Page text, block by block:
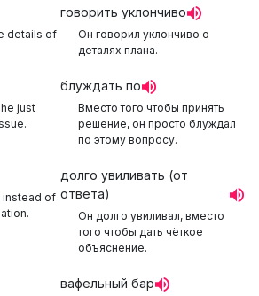
details of
говорить уклончиво
Он говорил уклончиво о
деталях плана.
just
блуждать по
Вместо того чтобы принять
решение, он просто блуждал
по этому вопросу.
instead of
долго увиливать (от
ответа)
Он долго увиливал, вместо
того чтобы дать чёткое
объяснение.
вафельный бар